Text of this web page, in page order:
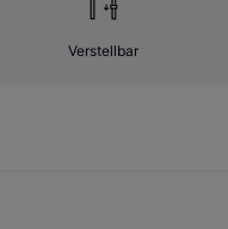
Verstellbar